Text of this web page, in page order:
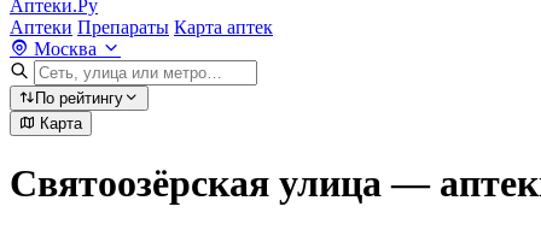
Аптеки.Ру
Аптеки Препараты Карта аптек
Москва
По рейтингу
Карта
Святоозёрская улица —